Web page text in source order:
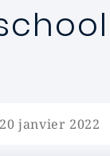
janvier 2022